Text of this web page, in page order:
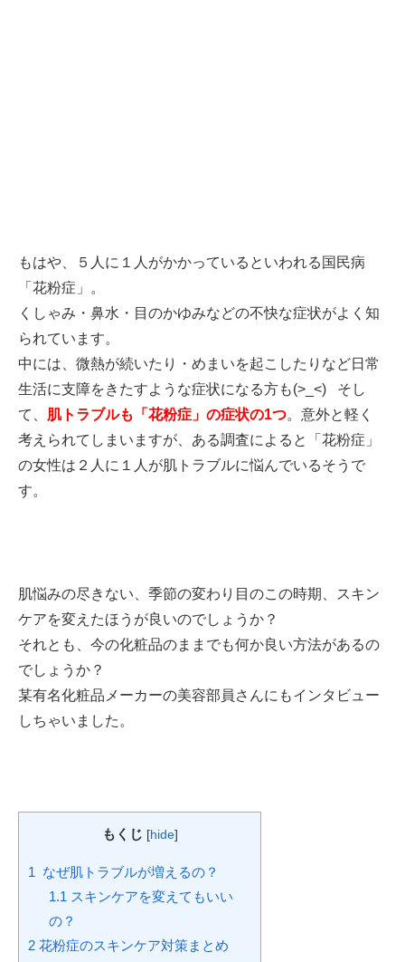
もはや、５人に１人がかかっているといわれる国民病
「花粉症」。
くしゃみ・鼻水・目のかゆみなどの不快な症状がよく知
られています。
中には、微熱が続いたり・めまいを起こしたりなど日常
生活に支障をきたすような症状になる方も(>_<) そし
て、 肌トラブルも「花粉症」の症状の1つ。意外と軽く
考えられてしまいますが、ある調査によると「花粉症」
の女性は２人に１人が肌トラブルに悩んでいるそうで
す。
肌悩みの尽きない、季節の変わり目のこの時期、スキン
ケアを変えたほうが良いのでしょうか？
それとも、今の化粧品のままでも何か良い方法があるの
でしょうか？
某有名化粧品メーカーの美容部員さんにもインタビュー
しちゃいました。
もくじ [hide]
1 なぜ肌トラブルが増えるの？
1.1 スキンケアを変えてもいい
の？
2 花粉症のスキンケア対策まとめ